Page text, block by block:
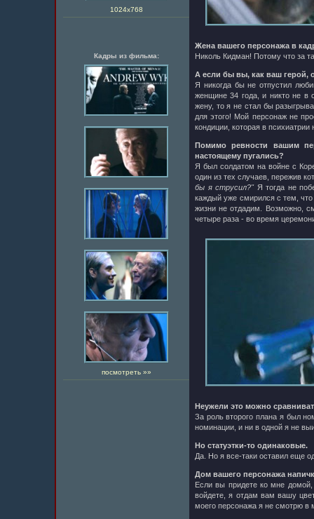
1024х768
Кадры из фильма:
посмотреть »»
Жена вашего персонажа в
Николь Кидман! Потому что за
А если бы вы, как ваш герой,
Я никогда бы не отпустил
женщине 34 года, и никто не в
жену, то я не стал бы
для этого! Мой персонаж не
кондиции, которая в
Помимо ревности вашим
настоящему пугались?
Я был солдатом на войне с
один из тех случаев, пережив
бы я струсил?"Я тогда не
каждый уже смирился с тем,
жизни не отдадим. Возможно,
четыре раза - во время
Неужели это можно
За роль второго плана я был
номинации, и ни в одной я не
Но статуэтки-то одинаковые.
Да. Но я все-таки оставил еще
Дом вашего персонажа
Если вы придете ко мне
войдете, я отдам вам вашу
моего персонажа я не смотрю в